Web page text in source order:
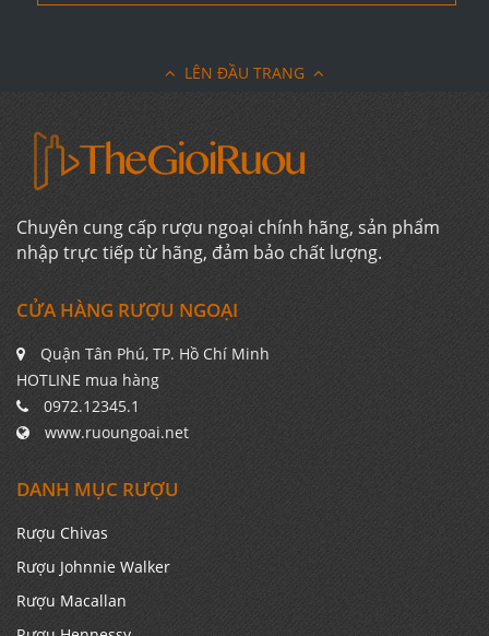
LÊN ĐẦU TRANG
Chuyên cung cấp rượu ngoại chính hãng, sản phẩm
nhập trực tiếp từ hãng, đảm bảo chất lượng.
CỬA HÀNG RƯỢU NGOẠI
Quận Tân Phú, TP. Hồ Chí Minh
HOTLINE mua hàng
0972.12345.1
www.ruoungoai.net
DANH MỤC RƯỢU
Rượu Chivas
Rượu Johnnie Walker
Rượu Macallan